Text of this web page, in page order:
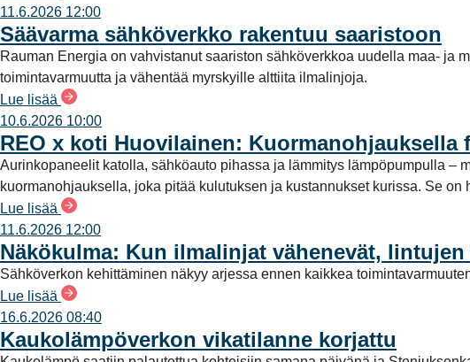
11.6.2026 12:00
Säävarma sähköverkko rakentuu saaristoon
Rauman Energia on vahvistanut saariston sähköverkkoa uudella maa- ja
toimintavarmuutta ja vähentää myrskyille alttiita ilmalinjoja.
Lue lisää
10.6.2026 10:00
REO x koti Huovilainen: Kuormanohjauksella
Aurinkopaneelit katolla, sähköauto pihassa ja lämmitys lämpöpumpulla –
kuormanohjauksella, joka pitää kulutuksen ja kustannukset kurissa. Se
Lue lisää
11.6.2026 12:00
Näkökulma: Kun ilmalinjat vähenevät,
Sähköverkon kehittäminen näkyy arjessa ennen kaikkea
Lue lisää
16.6.2026 08:40
Kaukolämpöverkon vikatilanne korjattu